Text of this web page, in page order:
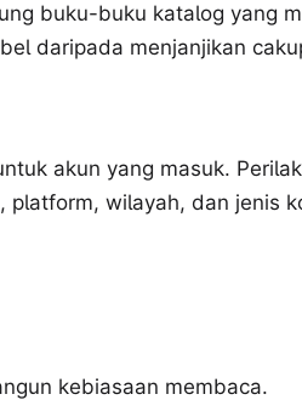
buku-buku katalog yang
daripada menjanjikan
akun yang masuk.
platform, wilayah, dan jenis
kebiasaan membaca.